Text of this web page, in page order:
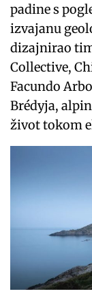
padine s
izvajanu
dizajnirao
Collective,
Facundo
Brédyja,
život tokom